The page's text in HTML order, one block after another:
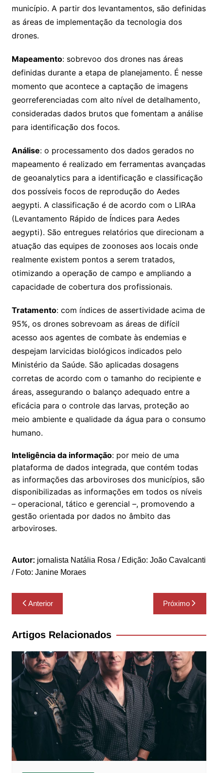
município. A partir dos levantamentos, são definidas
as áreas de implementação da tecnologia dos
drones.
Mapeamento: sobrevoo dos drones nas áreas
definidas durante a etapa de planejamento. É nesse
momento que acontece a captação de imagens
georreferenciadas com alto nível de detalhamento,
consideradas dados brutos que fomentam a análise
para identificação dos focos.
Análise: o processamento dos dados gerados no
mapeamento é realizado em ferramentas avançadas
de geoanalytics para a identificação e classificação
dos possíveis focos de reprodução do Aedes
aegypti. A classificação é de acordo com o LIRAa
(Levantamento Rápido de Índices para Aedes
aegypti). São entregues relatórios que direcionam a
atuação das equipes de zoonoses aos locais onde
realmente existem pontos a serem tratados,
otimizando a operação de campo e ampliando a
capacidade de cobertura dos profissionais.
Tratamento: com índices de assertividade acima de
95%, os drones sobrevoam as áreas de difícil
acesso aos agentes de combate às endemias e
despejam larvicidas biológicos indicados pelo
Ministério da Saúde. São aplicadas dosagens
corretas de acordo com o tamanho do recipiente e
áreas, assegurando o balanço adequado entre a
eficácia para o controle das larvas, proteção ao
meio ambiente e qualidade da água para o consumo
humano.
Inteligência da informação: por meio de uma
plataforma de dados integrada, que contém todas
as informações das arboviroses dos municípios, são
disponibilizadas as informações em todos os níveis
– operacional, tático e gerencial –, promovendo a
gestão orientada por dados no âmbito das
arboviroses.
Autor: jornalista Natália Rosa / Edição: João Cavalcanti
/ Foto: Janine Moraes
Navegação
de
Post
Anterior Próximo
Artigos Relacionados